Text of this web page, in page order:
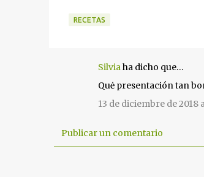
RECETAS
n
t
Silviaha dicho que…
Quė presentación tan
13 de diciembre de 2018
Publicar un comentario